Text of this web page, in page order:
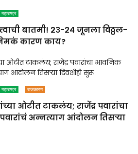
महाराष्ट्र
बातमी! २३-२४ जूनला विठ्ठल-
कारण काय?
महाराष्ट्र राजकारण
ओटीत टाकलंय; राजेंद्र पवारांचा
अन्नत्याग आंदोलन तिसऱ्या